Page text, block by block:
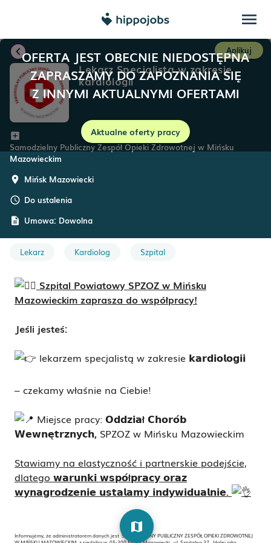
menu
OFERTA JEST OBECNIE NIEDOSTĘPNA
ZAPRASZAMY DO ZAPOZNANIA SIĘ
Z INNYMI AKTUALNYMI OFERTAMI
Aktualne oferty pracy
chevron_left Aplikuj
Lekarz Specjalista w zakresie
kardiologii
add_box
Samodzielny Publiczny Zespół Opieki Zdrowotnej w Mińsku
Mazowieckim
room Mińsk Mazowiecki
schedule Do ustalenia
description Umowa: Dowolna
Lekarz Kardiolog Szpital
Szpital Powiatowy SPZOZ w Mińsku
Mazowieckim zaprasza do współpracy!
Jeśli jesteś:
lekarzem specjalistą w zakresie 𝗸𝗮𝗿𝗱𝗶𝗼𝗹𝗼𝗴𝗶𝗶
– czekamy właśnie na Ciebie!
Miejsce pracy: 𝗢𝗱𝗱𝘇𝗶𝗮ł 𝗖𝗵𝗼𝗿𝗼́𝗯
𝗪𝗲𝘄𝗻𝗲̨𝘁𝗿𝘇𝗻𝘆𝗰𝗵, SPZOZ w Mińsku Mazowieckim
Stawiamy na elastyczność i partnerskie podejście,
dlatego 𝘄𝗮𝗿𝘂𝗻𝗸𝗶 𝘄𝘀𝗽𝗼́ł𝗽𝗿𝗮𝗰𝘆 𝗼𝗿𝗮𝘇
𝘄𝘆𝗻𝗮𝗴𝗿𝗼𝗱𝘇𝗲𝗻𝗶𝗲 𝘂𝘀𝘁𝗮𝗹𝗮𝗺𝘆 𝗶𝗻𝗱𝘆𝘄𝗶𝗱𝘂𝗮𝗹𝗻𝗶𝗲.
Informujemy, że administratorem danych jest SAMODZIELNY PUBLICZNY ZESPÓŁ OPIEKI ZDROWOTNEJ
map